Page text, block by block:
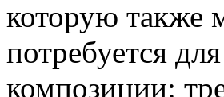
которую также
потребуется
композиции: